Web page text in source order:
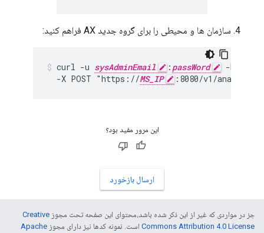
سازمان ها و محیطی را برای گروه جدید AX فراهم کنید:
curl -u sysAdminEmail : passWord
-H
  -X POST "https://
MS_IP :8080/v1/analytics/
این مرور مفید بود؟
ارسال بازخورد
جز در مواردی که غیر از این ذکر شده باشد،‌محتوای این صفحه تحت مجوز Creative
Commons Attribution 4.0 License است. نمونه کدها نیز دارای مجوز Apache